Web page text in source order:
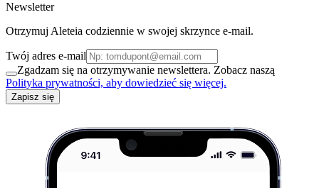
Newsletter
Otrzymuj Aleteia codziennie w swojej skrzynce e-mail.
Twój adres e-mail
Zgadzam się na otrzymywanie newslettera. Zobacz naszą
Polityka prywatności, aby dowiedzieć się więcej.
Zapisz się